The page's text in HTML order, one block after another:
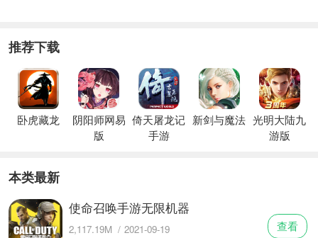
推荐下载
卧虎藏龙
阴阳师网易
版
倚天屠龙记
手游
新剑与魔法 光明大陆九
游版
本类最新
使命召唤手游无限机器
2,117.19M / 2021-09-19
查看